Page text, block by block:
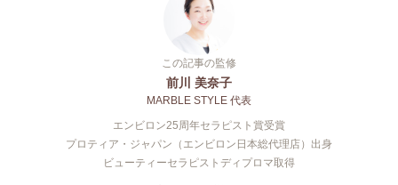
この記事の監修
前川 美奈子
MARBLE STYLE 代表
エンビロン25周年セラピスト賞受賞
プロティア・ジャパン（エンビロン日本総代理店）出身
ビューティーセラピストディプロマ取得